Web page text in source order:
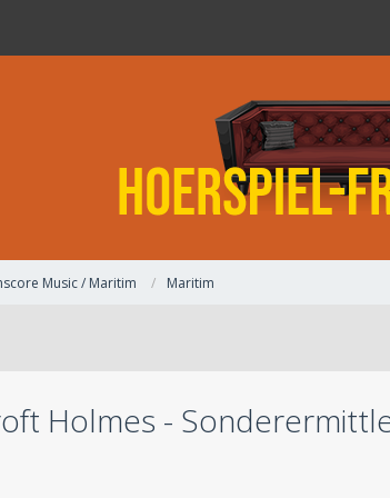
Music / Maritim Maritim
Holmes -